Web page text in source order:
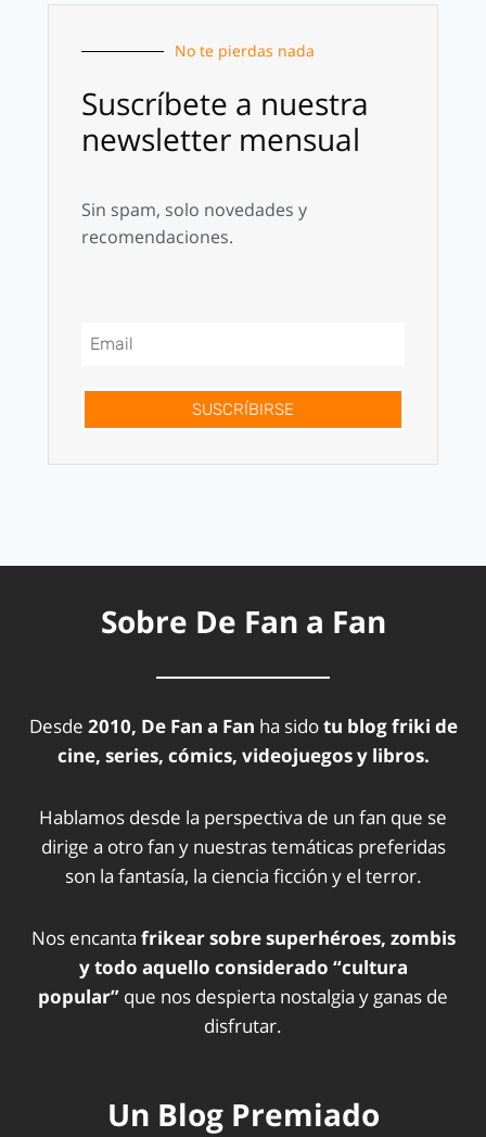
No te pierdas nada
Suscríbete a nuestra
newsletter mensual
Sin spam, solo novedades y
recomendaciones.
SUSCRÍBIRSE
Sobre De Fan a Fan
Desde 2010, De Fan a Fan ha sidotu blog friki de
cine, series, cómics, videojuegos y libros.
Hablamos desde la perspectiva de un fan que se
dirige a otro fan y nuestras temáticas preferidas
son la fantasía, la ciencia ficción y el terror.
Nos encanta frikear sobre superhéroes, zombis
y todo aquello considerado “cultura
popular” que nos despierta nostalgia y ganas de
disfrutar.
Un Blog Premiado